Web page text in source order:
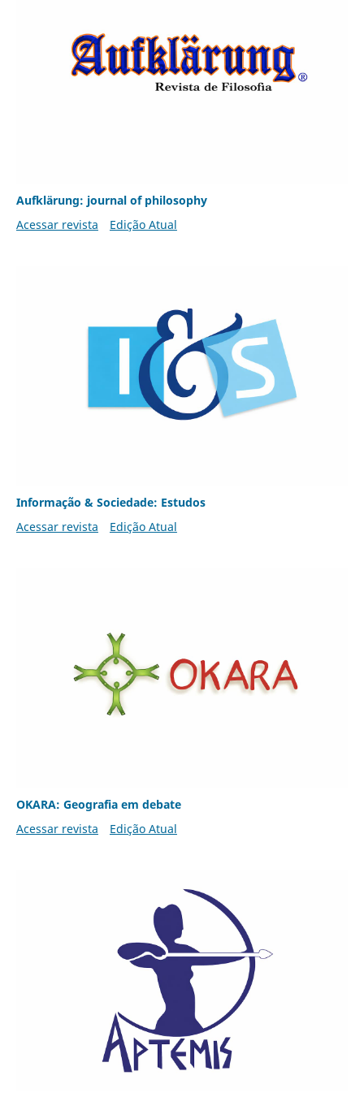
Aufklärung: journal of philosophy
Acessar revista
Edição Atual
Informação & Sociedade: Estudos
Acessar revista
Edição Atual
OKARA: Geografia em debate
Acessar revista
Edição Atual